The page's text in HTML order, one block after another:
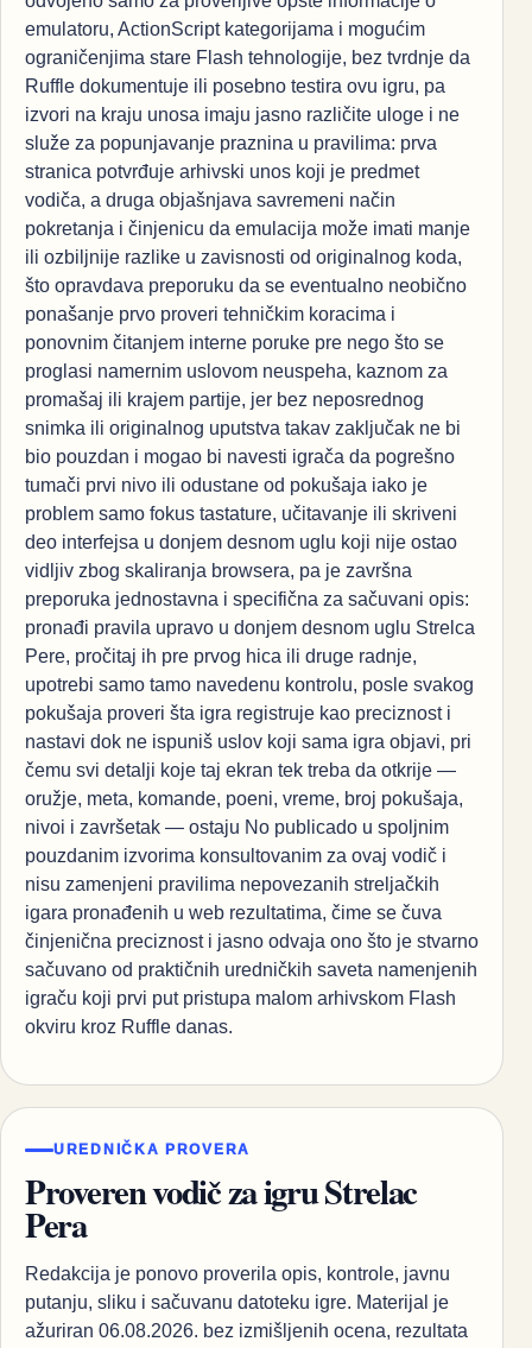
UREDNIČKA PROVERA
Proveren vodič za igru Strelac
Pera
Redakcija je ponovo proverila opis, kontrole, javnu
putanju, sliku i sačuvanu datoteku igre. Materijal je
ažuriran 06.08.2026. bez izmišljenih ocena, rezultata